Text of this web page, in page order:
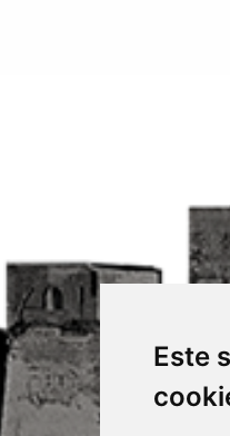
Este